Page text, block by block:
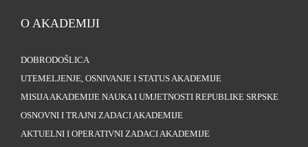
O AKADEMIJI
DOBRODOŠLICA
UTEMELJENJE, OSNIVANJE I STATUS AKADEMIJE
MISIJA AKADEMIJE NAUKA I UMJETNOSTI REPUBLIKE SRPSKE
OSNOVNI I TRAJNI ZADACI AKADEMIJE
AKTUELNI I OPERATIVNI ZADACI AKADEMIJE